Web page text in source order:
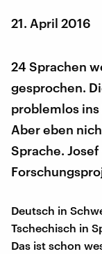
21. April 2016
24 Sprachen
gesprochen.
problemlos
Aber eben
Sprache.
Deutsch in
Tschechisch in
Das ist schon